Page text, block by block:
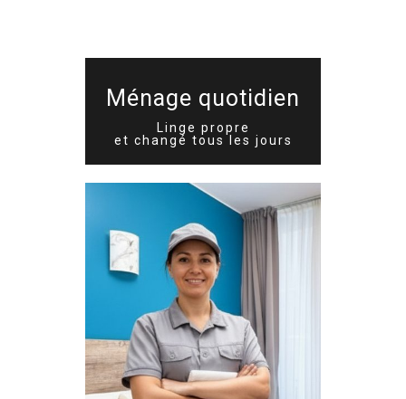
Ménage quotidien
Linge propre
et changé tous les jours